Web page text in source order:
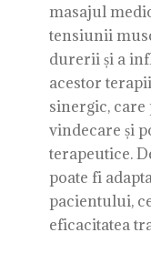
masajul
tensiunii
durerii și a
acestor
sinergic, care
vindecare și
terapeutice.
poate fi
pacientului,
eficacitatea